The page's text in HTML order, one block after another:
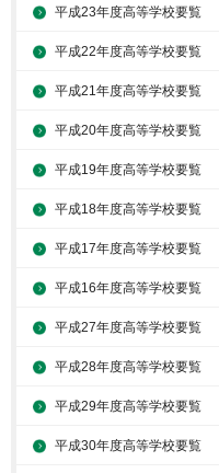
平成23年度高等学校要覧
平成22年度高等学校要覧
平成21年度高等学校要覧
平成20年度高等学校要覧
平成19年度高等学校要覧
平成18年度高等学校要覧
平成17年度高等学校要覧
平成16年度高等学校要覧
平成27年度高等学校要覧
平成28年度高等学校要覧
平成29年度高等学校要覧
平成30年度高等学校要覧